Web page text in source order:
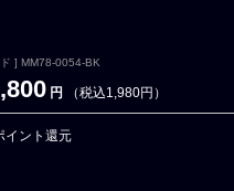
] MM78-0054-BK
円 （税込1,980円）
イント還元